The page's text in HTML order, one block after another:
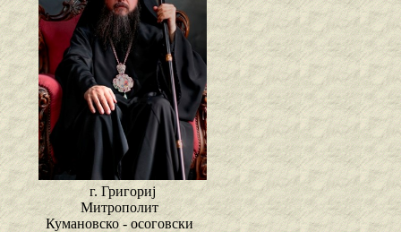
г. Григориј
Митрополит
Кумановско - осоговски